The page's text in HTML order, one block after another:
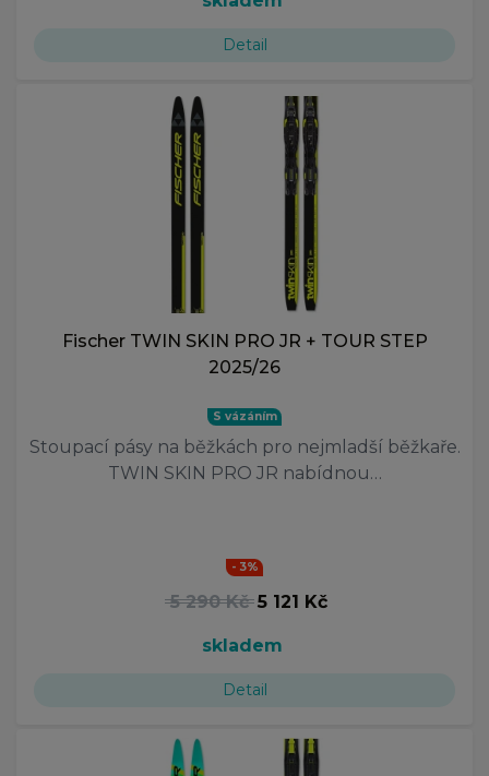
Detail
Fischer TWIN SKIN PRO JR + TOUR STEP
2025/26
S vázáním
Stoupací pásy na běžkách pro nejmladší běžkaře.
TWIN SKIN PRO JR nabídnou…
- 3%
5 290 Kč 5 121 Kč
skladem
Detail